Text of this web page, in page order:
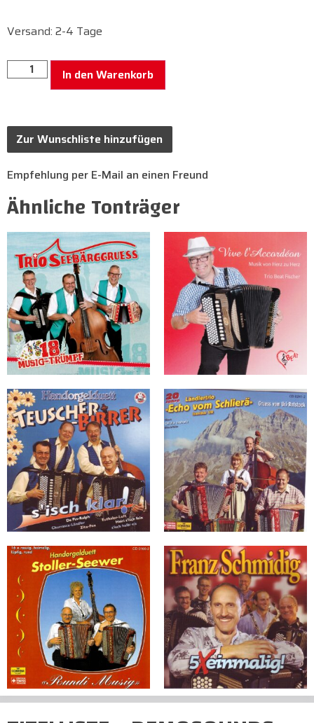
Versand: 2-4 Tage
In den Warenkorb
Zur Wunschliste hinzufügen
Empfehlung per E-Mail an einen Freund
Ähnliche Tonträger